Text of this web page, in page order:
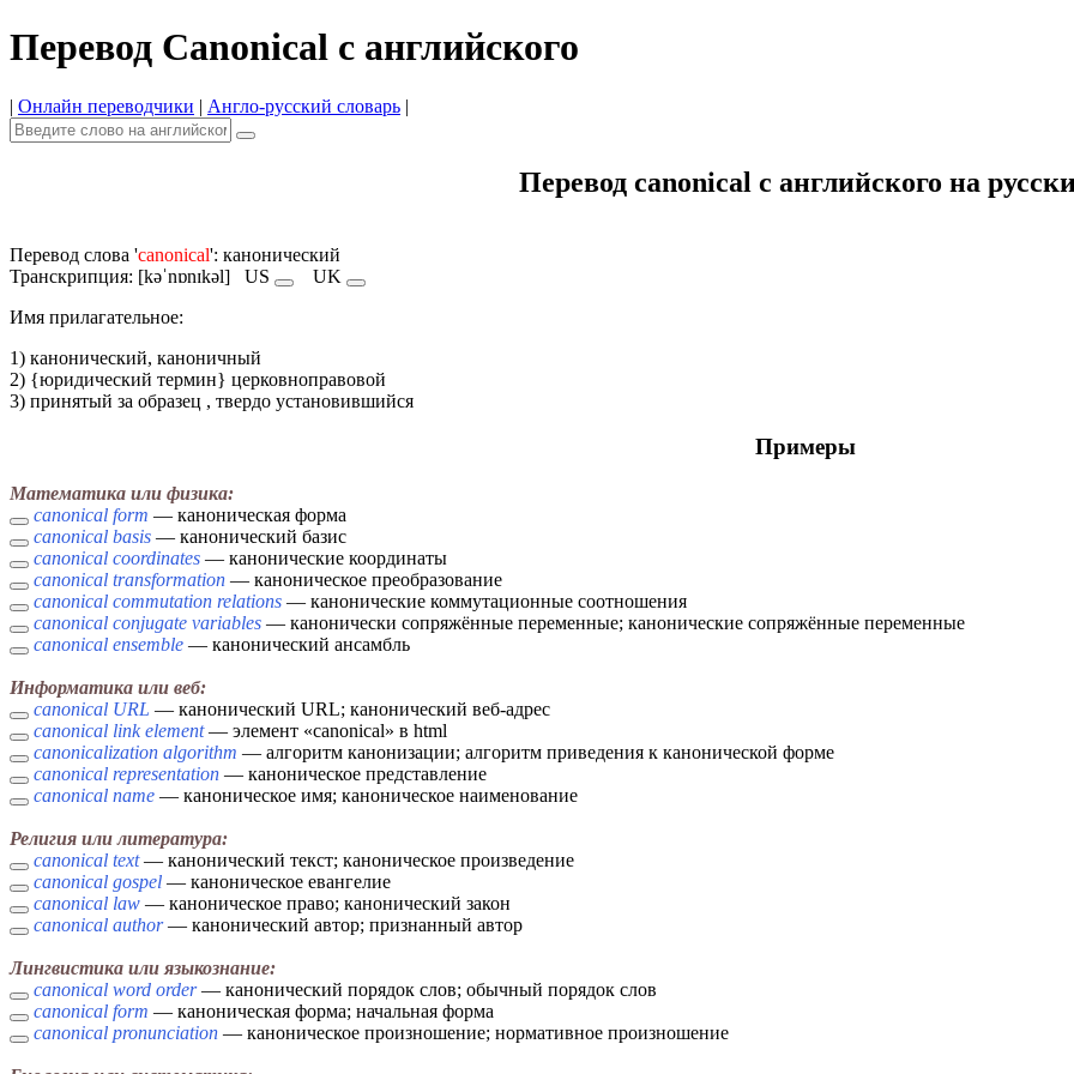
Перевод Canonical с английского
| Онлайн переводчики | Англо-русский словарь |
Перевод canonical с английского на
Перевод слова 'canonical': канонический
Транскрипция: [kəˈnɒnɪkəl] US
UK
Имя прилагательное:
1) канонический, каноничный
2) {юридический термин} церковноправовой
3) принятый за образец , твердо установившийся
Примеры
Математика или физика:
canonical form — каноническая форма
canonical basis — канонический базис
canonical coordinates — канонические координаты
canonical transformation — каноническое преобразование
canonical commutation relations — канонические коммутационные соотношения
canonical conjugate variables — канонически сопряжённые переменные; канонические сопряжённые переменные
canonical ensemble — канонический ансамбль
Информатика или веб:
canonical URL — канонический URL; канонический веб-адрес
canonical link element— элемент «canonical» в html
canonicalization algorithm — алгоритм канонизации; алгоритм приведения к канонической форме
canonical representation — каноническое представление
canonical name — каноническое имя; каноническое наименование
Религия или литература:
canonical text— канонический текст; каноническое произведение
canonical gospel — каноническое евангелие
canonical law — каноническое право; канонический закон
canonical author— канонический автор; признанный автор
Лингвистика или языкознание:
canonical word order— канонический порядок слов; обычный порядок слов
canonical form — каноническая форма; начальная форма
canonical pronunciation — каноническое произношение; нормативное произношение